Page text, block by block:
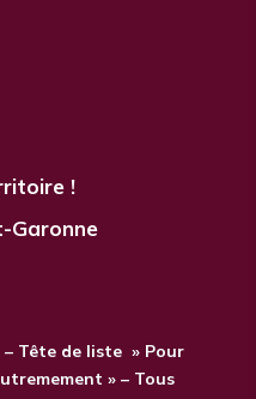
!
Garonne
– Tête de liste » Pour
» – Tous